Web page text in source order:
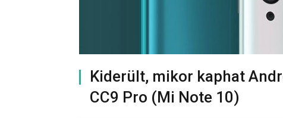
Kiderült, mikor kaphat
CC9 Pro (Mi Note 10)